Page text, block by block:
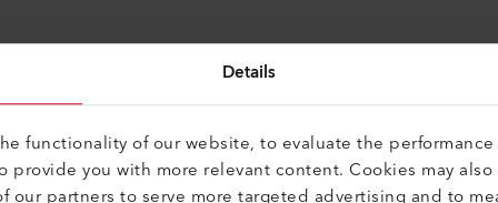
Details
functionality of our website, to evaluate the
provide you with more relevant content. Cookies may
our partners to serve more targeted advertising and to
para estos